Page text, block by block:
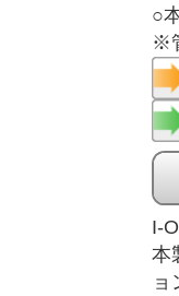
○
※
I-
本